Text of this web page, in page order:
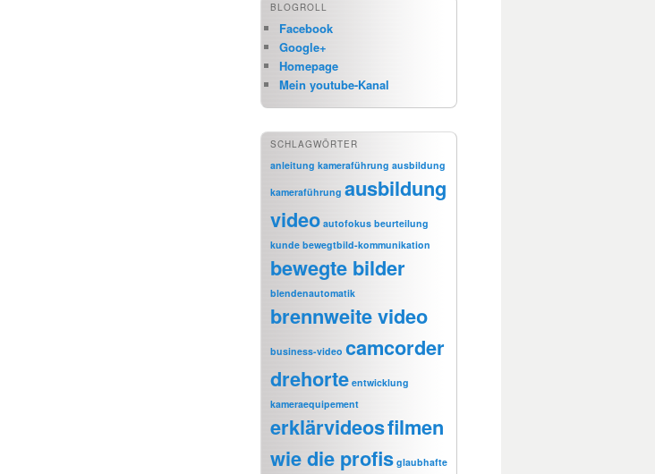
BLOGROLL
Facebook
Google+
Homepage
Mein youtube-Kanal
SCHLAGWÖRTER
anleitung kameraführung ausbildung
kameraführung ausbildung
video autofokus beurteilung
kunde bewegtbild-kommunikation
bewegte bilder
blendenautomatik
brennweite video
business-video camcorder
drehorte entwicklung
kameraequipement
erklärvideosfilmen
wie die profis glaubhafte